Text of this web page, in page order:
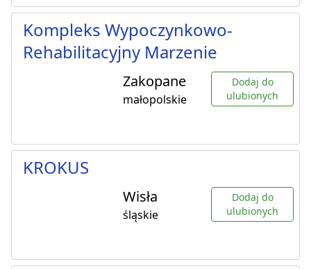
Kompleks Wypoczynkowo-
Rehabilitacyjny Marzenie
Zakopane
małopolskie
Dodaj do
ulubionych
KROKUS
Wisła
śląskie
Dodaj do
ulubionych